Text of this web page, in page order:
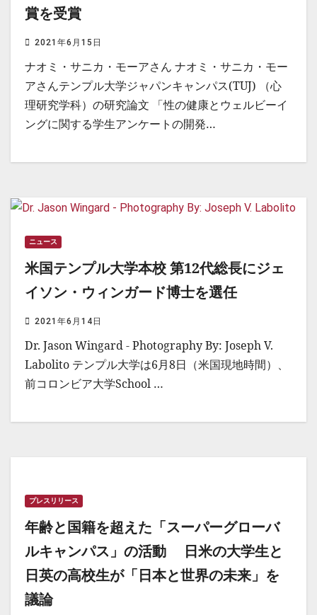
賞を受賞
2021年6月15日
ナオミ・サニカ・モーアさん ナオミ・サニカ・モー
アさんテンプル大学ジャパンキャンパス(TUJ) （心
理研究学科）の研究論文 「性の健康とウェルビーイ
ングに関する学生アンケートの開発…
ニュース
米国テンプル大学本校 第12代総長にジェ
イソン・ウィンガード博士を選任
2021年6月14日
Dr. Jason Wingard - Photography By: Joseph V.
Labolito テンプル大学は6月8日（米国現地時間）、
前コロンビア大学School …
プレスリリース
年齢と国籍を超えた「スーパーグローバ
ルキャンパス」の活動 日米の大学生と
日英の高校生が「日本と世界の未来」を
議論